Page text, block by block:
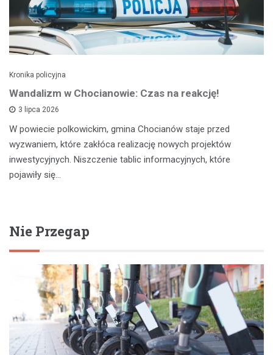
Kronika policyjna
Wandalizm w Chocianowie: Czas na reakcję!
3 lipca 2026
W powiecie polkowickim, gmina Chocianów staje przed
wyzwaniem, które zakłóca realizację nowych projektów
inwestycyjnych. Niszczenie tablic informacyjnych, które
pojawiły się…
Nie Przegap